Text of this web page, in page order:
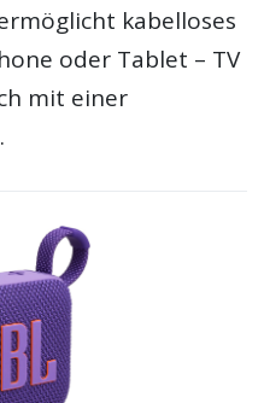
kabelloses
oder Tablet – TV
mit einer